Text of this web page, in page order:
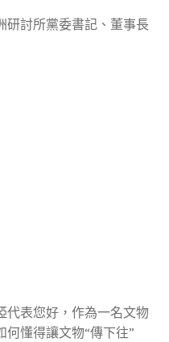
研討所黨委書記、董事長
代表您好，作為一名文物
懂得讓文物“傳下往”